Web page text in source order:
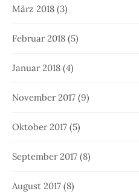
März 2018 (3)
Februar 2018 (5)
Januar 2018 (4)
November 2017 (9)
Oktober 2017 (5)
September 2017 (8)
August 2017 (8)